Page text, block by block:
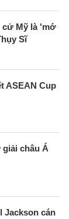
cử Mỹ là 'mớ
Sĩ
ASEAN Cup
giải châu Á
Jackson cán